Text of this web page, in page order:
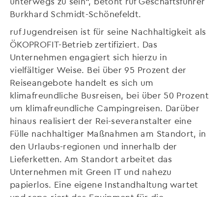
Burkhard Schmidt-Schönefeldt.
ruf Jugendreisen ist für seine Nachhaltigkeit als
ÖKOPROFIT-Betrieb zertifiziert. Das
Unternehmen engagiert sich hierzu in
vielfältiger Weise. Bei über 95 Prozent der
Reiseangebote handelt es sich um
klimafreundliche Busreisen, bei über 50 Prozent
um klimafreundliche Campingreisen. Darüber
hinaus realisiert der Rei-severanstalter eine
Fülle nachhaltiger Maßnahmen am Standort, in
den Urlaubs-regionen und innerhalb der
Lieferketten. Am Standort arbeitet das
Unternehmen mit Green IT und nahezu
papierlos. Eine eigene Instandhaltung wartet